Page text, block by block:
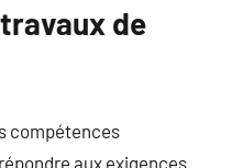
de
compétences
aux exigences